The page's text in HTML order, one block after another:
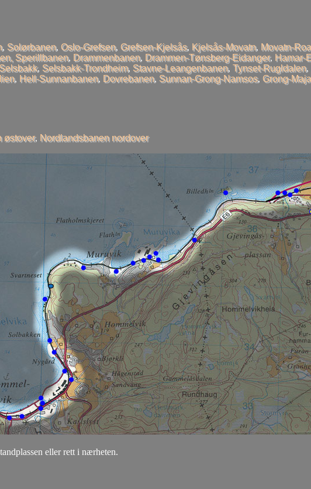
, Solørbanen, Oslo-Grefsen, Grefsen-Kjelsås, Kjelsås-Movatn, Movatn-Roa
Sperillbanen, Drammenbanen, Drammen-Tønsberg-Eidanger, Hamar-
, Selsbakk-Trondheim, Stavne-Leangenbanen, Tynset-Rugldalen,
, Hell-Sunnanbanen, Dovrebanen, Sunnan-Grong-Namsos, Grong-
østover, Nordlandsbanen nordover
eller rett i nærheten.